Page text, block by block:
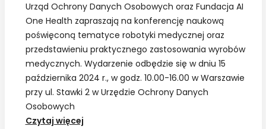
Urząd Ochrony Danych Osobowych oraz Fundacja AI
One Health zapraszają na konferencję naukową
poświęconą tematyce robotyki medycznej oraz
przedstawieniu praktycznego zastosowania wyrobów
medycznych. Wydarzenie odbędzie się w dniu 15
października 2024 r., w godz. 10.00-16.00 w Warszawie
przy ul. Stawki 2 w Urzędzie Ochrony Danych
Osobowych
Czytaj więcejUODO: